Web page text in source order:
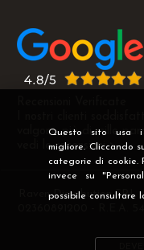
Questo sito usa i
migliore. Cliccando
categorie di cookie.
invece su
possibile consultare
valgono più di mille
vedi le recensioni >
Raven Distribution SRL